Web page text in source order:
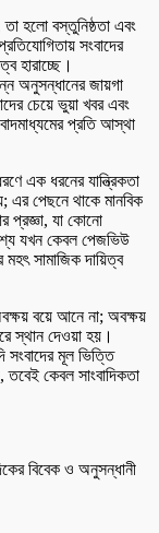
হলো বস্তুনিষ্ঠতা এবং
সংবাদের
হারাচ্ছে।
অনুসন্ধানের জায়গা
চেয়ে ভুয়া খবর এবং
প্রতি আস্থা
এক ধরনের যান্ত্রিকতা
এর পেছনে থাকে মানবিক
প্রজ্ঞা, যা কোনো
যখন কেবল পেজভিউ
মহৎ সামাজিক দায়িত্ব
বয়ে আনে না; অবক্ষয়
স্থান দেওয়া হয়।
সংবাদের মূল ভিত্তি
তবেই কেবল সাংবাদিকতা
বিবেক ও অনুসন্ধানী